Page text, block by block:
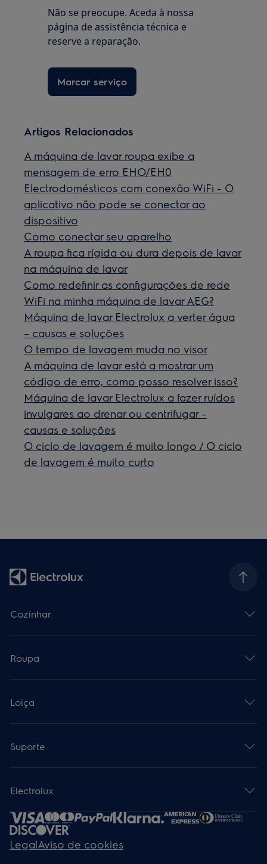
Não se preocupe. Aceda à nossa
página de assistência técnica e
reserve a reparação.
Marcar serviço
Artigos Relacionados
A máquina de lavar roupa exibe a
mensagem de erro EHO/EH0
Electrodomésticos com conexão WiFi - O
aplicativo não pode se conectar ao
dispositivo
Como conectar seu aparelho
A roupa fica rígida ou dura depois de lavar
na máquina de lavar
Como redefinir as configurações de rede
WiFi na minha máquina de lavar AEG?
Máquina de lavar Electrolux a verter água
– causas e soluções
O tempo de lavagem muda no visor
A máquina de lavar está a mostrar um
código de erro, como posso resolver isso?
Máquina de lavar Electrolux a fazer ruídos
invulgares ao drenar ou centrifugar –
causas e soluções
O ciclo de lavagem é muito longo / O ciclo
de lavagem é muito curto
Cozinhar
Roupa
Loiça
Suporte
Electrolux
LegalAviso de cookies